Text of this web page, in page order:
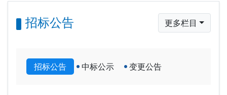
招标公告 更多栏目
招标公告 中标公示 变更公告